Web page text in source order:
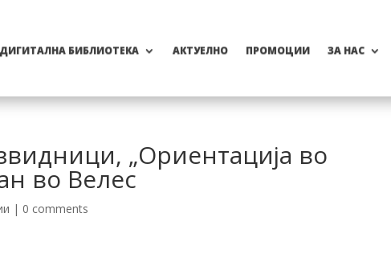
ДИГИТАЛНА БИБЛИОТЕКА АКТУЕЛНО ПРОМОЦИИ ЗА НАС
„Ориентација во
во Велес
| 0 comments